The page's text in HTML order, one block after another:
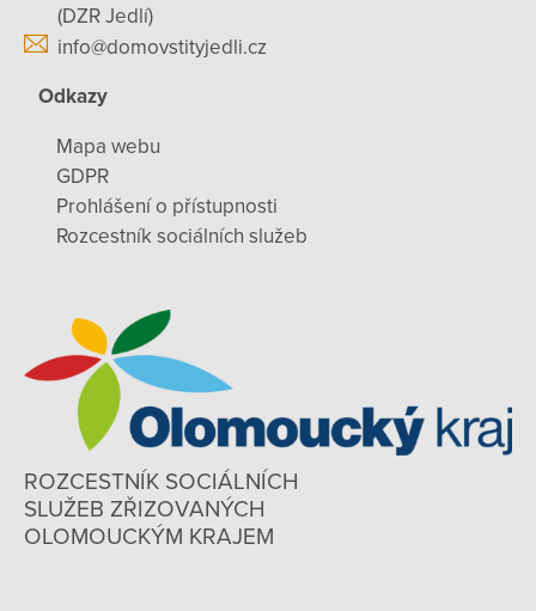
(DZR Jedlí)
info@domovstityjedli.cz
Odkazy
Mapa webu
GDPR
Prohlášení o přístupnosti
Rozcestník sociálních služeb
ROZCESTNÍK SOCIÁLNÍCH
SLUŽEB ZŘIZOVANÝCH
OLOMOUCKÝM KRAJEM